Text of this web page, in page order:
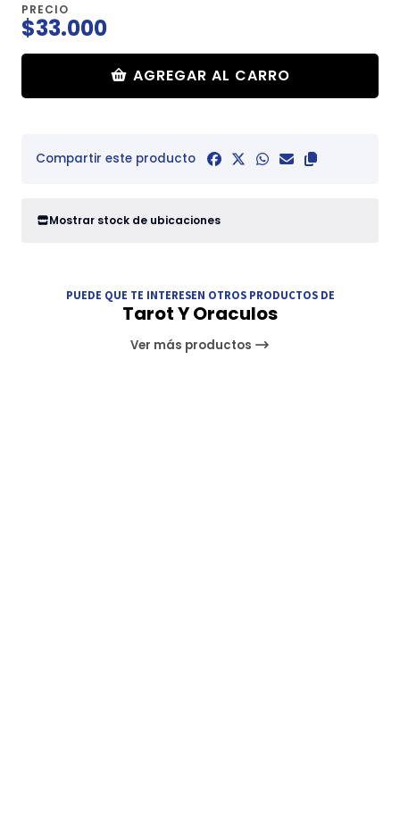
PRECIO
$33.000
AGREGAR AL CARRO
Compartir este producto
Mostrar stock de ubicaciones
PUEDE QUE TE INTERESEN OTROS PRODUCTOS DE
Tarot Y Oraculos
Ver más productos